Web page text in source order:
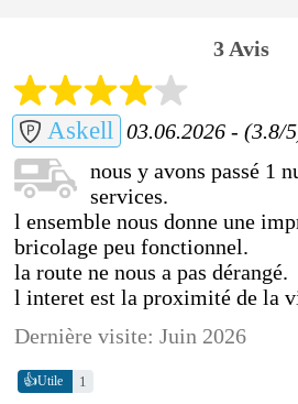
3 Avis
Askell
03.06.2026 - (3.8/
nous y avons passé 1
services.
l ensemble nous donne une
bricolage peu fonctionnel.
la route ne nous a pas dérangé.
l interet est la proximité de la
Dernière visite: Juin 2026
👍Utile 1